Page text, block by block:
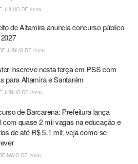
JULHO DE 2026
de Altamira anuncia concurso público
JUNHO DE 2026
inscreve nesta terça em PSS com
para Altamira e Santarém
JUNHO DE 2026
de Barcarena: Prefeitura lança
com quase 2 mil vagas na educação e
de até R$ 5,1 mil; veja como se
MAIO DE 2026